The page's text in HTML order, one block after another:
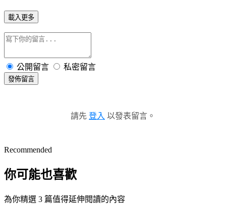
載入更多
公開留言 私密留言
發佈留言
請先 登入 以發表留言。
Recommended
你可能也喜歡
為你精選 3 篇值得延伸閱讀的內容